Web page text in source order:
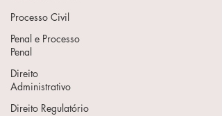
Processo Civil
Penal e Processo
Penal
Direito
Administrativo
Direito Regulatório